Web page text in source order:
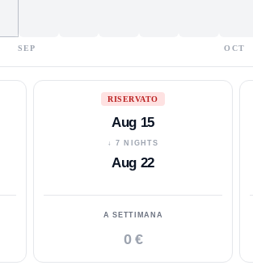
SEP OCT
RISERVATO
Aug 15
↓ 7 NIGHTS
Aug 22
A SETTIMANA
0 €